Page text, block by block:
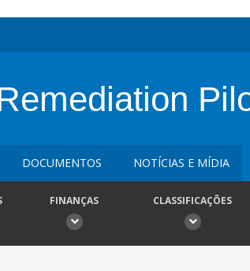
DOCUMENTOS NOTÍCIAS E MÍDIA
FINANÇAS CLASSIFICAÇÕES